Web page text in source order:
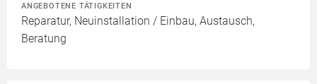
ANGEBOTENE TÄTIGKEITEN
Reparatur, Neuinstallation / Einbau, Austausch,
Beratung